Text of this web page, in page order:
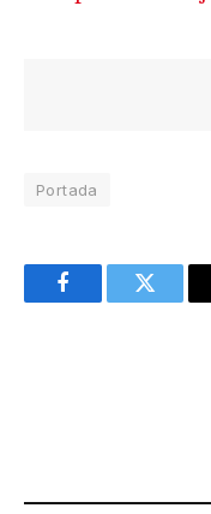
Portada
FacebookTwitter